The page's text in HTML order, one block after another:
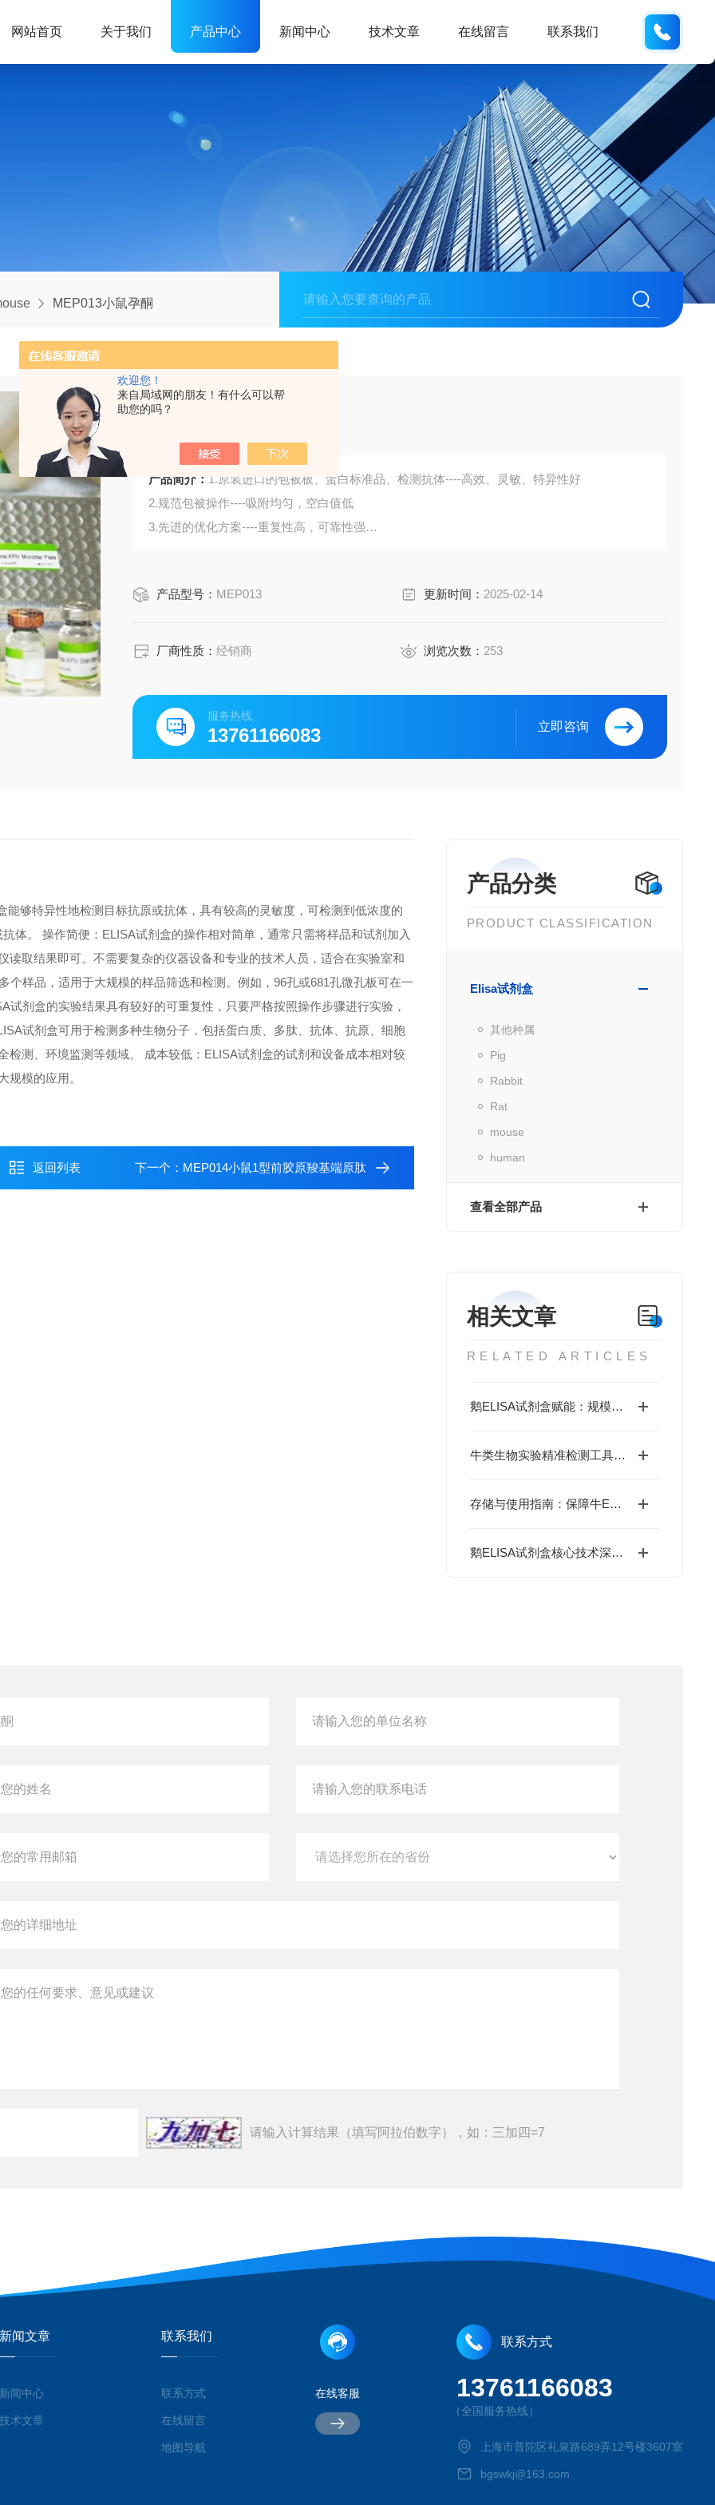
欢迎您！
来自局域网的朋友！有什么可以帮
助您的吗？
网站首页 关于我们 产品中心 新闻中心 技术文章 在线留言 联系我们
MEP013小鼠孕酮
产品简介： 1.原装进口的包被板、蛋白标准品、检测抗体----高效、灵敏、特异性好
2.规范包被操作----吸附均匀，空白值低
3.先进的优化方案----重复性高，可靠性强
6.检测指标齐全：炎症因子、血管生成素、动脉粥样硬化因子、趋化因子、生长因子、基质金属
304.购买Bogoo ELISA试剂盒可以免费代测。
产品型号： MEP013 更新时间： 2025-02-14
厂商性质：经销商 浏览次数： 253
服务热线
13761166083 立即咨询
产品分类
PRODUCT CLASSIFICATION
Elisa试剂盒
其他种属
Pig
Rabbit
Rat
mouse
human
查看全部产品
相关文章
RELATED ARTICLES
鹅ELISA试剂盒赋能：规模化养殖中的疫病动态监测体系
牛类生物实验精准检测工具：牛ELISA试剂盒如何高效完成牛源样本目标蛋白定量分析？
存储与使用指南：保障牛ELISA试剂盒检测性能的关键措施
鹅ELISA试剂盒核心技术深度解析：如何实现鹅源抗体与抗原的高特异性检测及精准定量分析？
够特异性地检测目标抗原或抗体，具有较高的灵敏度，可检测到低浓度的
体。 操作简便：ELISA试剂盒的操作相对简单，通常只需将样品和试剂加入
取结果即可。不需要复杂的仪器设备和专业的技术人员，适合在实验室和
样品，适用于大规模的样品筛选和检测。例如，96孔或681孔微孔板可在一
剂盒的实验结果具有较好的可重复性，只要严格按照操作步骤进行实验，
试剂盒可用于检测多种生物分子，包括蛋白质、多肽、抗体、抗原、细胞
测、环境监测等领域。 成本较低：ELISA试剂盒的试剂和设备成本相对较
规模的应用。
返回列表 下一个： MEP014小鼠1型前胶原羧基端原肽
请输入计算结果（填写阿拉伯数字），如：三加四=7
新闻文章
新闻中心
技术文章
联系我们
联系方式
在线留言
地图导航
在线客服
联系方式
13761166083
（全国服务热线）
上海市普陀区礼泉路689弄12号楼3607室
bgswkj@163.com